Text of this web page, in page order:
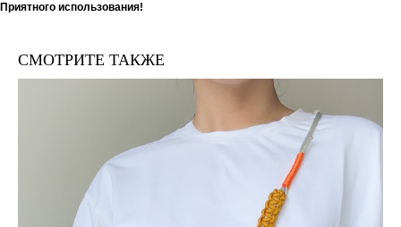
Приятного использования!
СМОТРИТЕ ТАКЖЕ